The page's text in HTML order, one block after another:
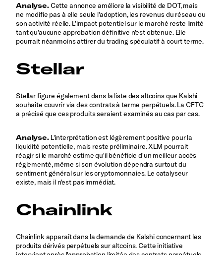
Analyse.Cette annonce améliore la visibilité de DOT, mais
ne modifie pas à elle seule l'adoption, les revenus du réseau ou
son activité réelle. L'impact potentiel sur le marché reste limité
tant qu'aucune approbation définitive n'est obtenue. Elle
pourrait néanmoins attirer du trading spéculatif à court terme.
Stellar
Stellar figure également dans la liste des altcoins que Kalshi
souhaite couvrir via des contrats à terme perpétuels. La CFTC
a précisé que ces produits seraient examinés au cas par cas.
Analyse.L'interprétation est légèrement positive pour la
liquidité potentielle, mais reste préliminaire. XLM pourrait
réagir si le marché estime qu'il bénéficie d'un meilleur accès
réglementé, même si son évolution dépendra surtout du
sentiment général sur les cryptomonnaies. Le catalyseur
existe, mais il n'est pas immédiat.
Chainlink
Chainlink apparaît dans la demande de Kalshi concernant les
produits dérivés perpétuels sur altcoins. Cette initiative